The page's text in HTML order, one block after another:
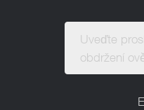
Uveďte
obdržení